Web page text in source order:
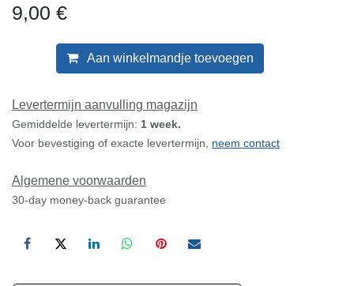
9,00 €
Aan winkelmandje toevoegen
Levertermijn aanvulling magazijn
Gemiddelde levertermijn: 1 week.
Voor bevestiging of exacte levertermijn, neem contact
Algemene voorwaarden
30-day money-back guarantee